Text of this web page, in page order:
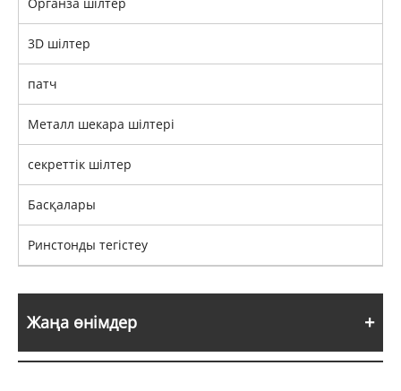
3D шілтер
патч
Металл шекара шілтері
секреттік шілтер
Басқалары
Ринстонды тегістеу
Жаңа өнімдер